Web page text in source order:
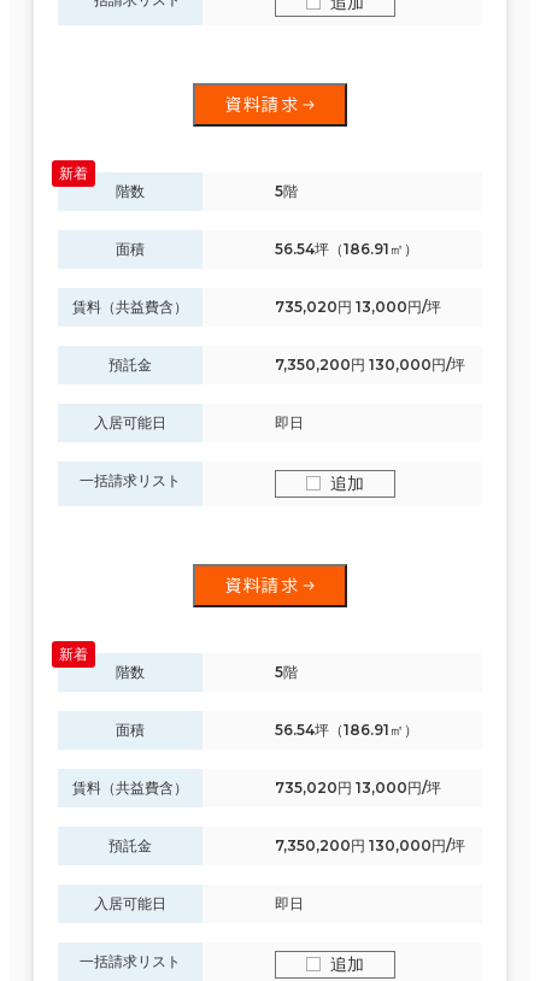
資料請求
階数 5階
面積 56.54坪（186.91㎡）
賃料（共益費含） 735,020円 13,000円/坪
預託金 7,350,200円 130,000円/坪
入居可能日 即日
一括請求リスト 追加
資料請求
階数 5階
面積 56.54坪（186.91㎡）
賃料（共益費含） 735,020円 13,000円/坪
預託金 7,350,200円 130,000円/坪
入居可能日 即日
一括請求リスト 追加